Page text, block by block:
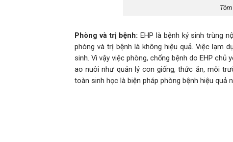
Phòng và trị bệnh: EHP là bệnh ký sinh trùng
phòng và trị bệnh là không hiệu quả. Việc lạm
sinh. Vì vậy việc phòng, chống bệnh do EHP
ao nuôi như quản lý con giống, thức ăn, môi
toàn sinh học là biện pháp phòng bệnh hiệu quả